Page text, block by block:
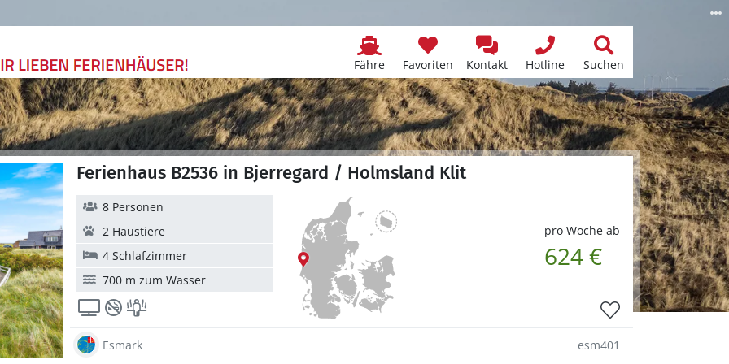
Fähre Favoriten Kontakt Hotline Suchen
Ferienhaus B2536 in Bjerregard / Holmsland Klit
pro Woche ab
624 €
8 Personen
2 Haustiere
4 Schlafzimmer
700 m zum Wasser
Esmark esm401